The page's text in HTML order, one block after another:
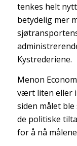
tenkes helt
betydelig mer
Kystrederiene.
Menon
vært liten eller
siden målet
de politiske
for å nå